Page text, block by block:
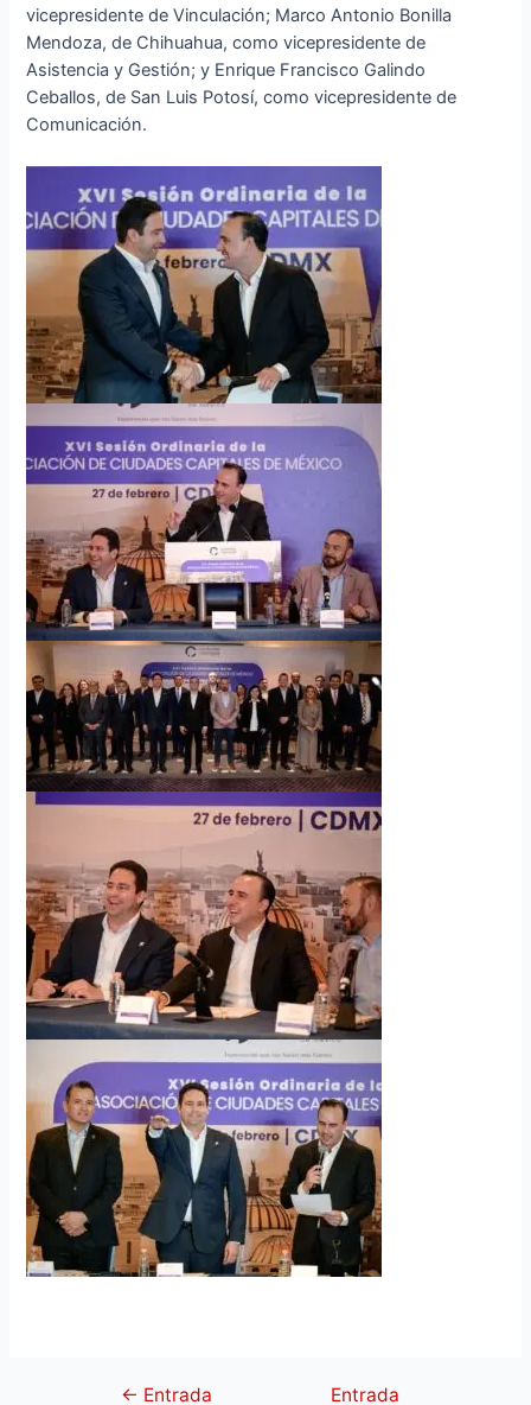
vicepresidente de Vinculación; Marco Antonio Bonilla
Mendoza, de Chihuahua, como vicepresidente de
Asistencia y Gestión; y Enrique Francisco Galindo
Ceballos, de San Luis Potosí, como vicepresidente de
Comunicación.
← Entrada Entrada